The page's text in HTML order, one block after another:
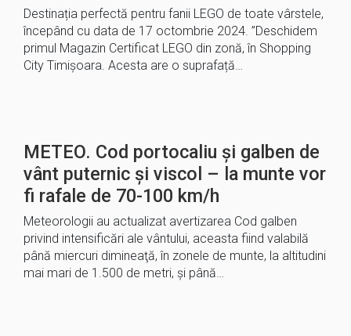
Destinația perfectă pentru fanii LEGO de toate vârstele,
începând cu data de 17 octombrie 2024. ”Deschidem
primul Magazin Certificat LEGO din zonă, în Shopping
City Timișoara. Acesta are o suprafață…
METEO. Cod portocaliu și galben de
vânt puternic şi viscol – la munte vor
fi rafale de 70-100 km/h
Meteorologii au actualizat avertizarea Cod galben
privind intensificări ale vântului, aceasta fiind valabilă
până miercuri dimineaţă, în zonele de munte, la altitudini
mai mari de 1.500 de metri, şi până…